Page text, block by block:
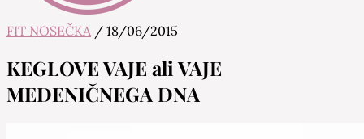
FIT NOSEČKA / 18/06/2015
KEGLOVE VAJE ali VAJE
MEDENIČNEGA DNA